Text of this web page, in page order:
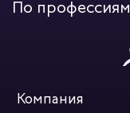
По профессиям
Компания